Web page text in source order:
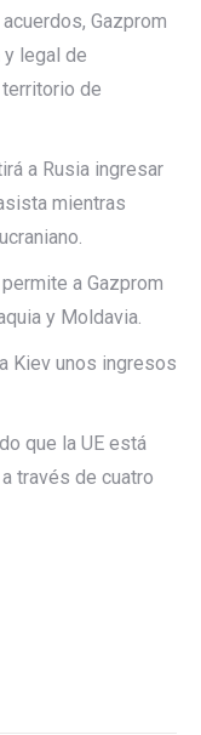
Gazprom
legal de
de
a Rusia ingresar
mientras
a Gazprom
y Moldavia.
Kiev unos ingresos
que la UE está
través de cuatro